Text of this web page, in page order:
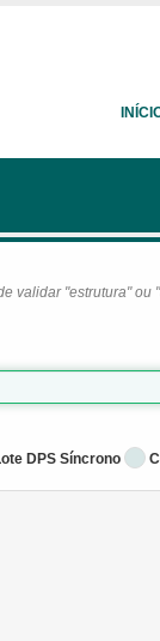
validar "estrutura" ou
DPS Síncrono